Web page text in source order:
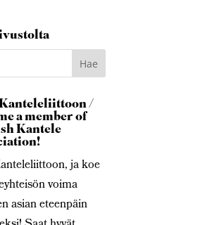
/
a member of
Kantele
ja koe
voima
asian eteenpäin